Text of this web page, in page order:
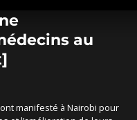
au
manifesté à Nairobi pour